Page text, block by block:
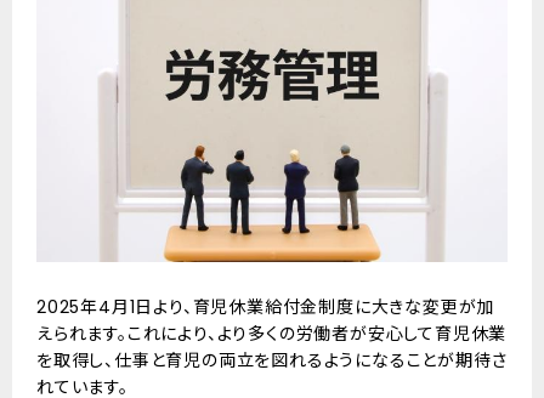
2025年4月1日より、育児休業給付金制度に大きな変更が加
えられます。これにより、より多くの労働者が安心して育児休業
を取得し、仕事と育児の両立を図れるようになることが期待さ
れています。